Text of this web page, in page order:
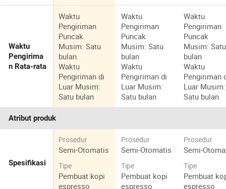
Waktu
Pengirima
n Rata-rata
Waktu
Pengiriman
Puncak
Musim: Satu
bulan
Waktu
Pengiriman di
Luar Musim:
Satu bulan
Waktu
Pengiriman
Puncak
Musim: Satu
bulan
Waktu
Pengiriman di
Luar Musim:
Satu bulan
Waktu
Pengiriman
Puncak
Musim: Satu
bulan
Waktu
Pengiriman
Luar Musim:
Satu bulan
Atribut produk
Spesifikasi
Prosedur
Semi-Otomatis
Tipe
Pembuat kopi
espresso
Prosedur
Semi-Otomatis
Tipe
Pembuat kopi
espresso
Prosedur
Semi-
Tipe
Pembuat
espresso